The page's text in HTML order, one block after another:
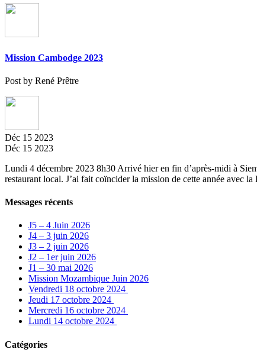
Mission Cambodge 2023
Post by René Prêtre
Déc 15 2023
Déc 15 2023
Lundi 4 décembre 2023 8h30 Arrivé hier en fin d’après-midi à
restaurant local. J’ai fait coïncider la mission de cette année avec
Messages récents
J5 – 4 Juin 2026
J4 – 3 juin 2026
J3 – 2 juin 2026
J2 – 1er juin 2026
J1 – 30 mai 2026
Mission Mozambique Juin 2026
Vendredi 18 octobre 2024
Jeudi 17 octobre 2024
Mercredi 16 octobre 2024
Lundi 14 octobre 2024
Catégories